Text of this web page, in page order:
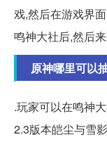
戏,然后在游戏界
鸣神大社后,然后
原神哪里可以
.玩家可以在鸣神
2.3版本皑尘与雪